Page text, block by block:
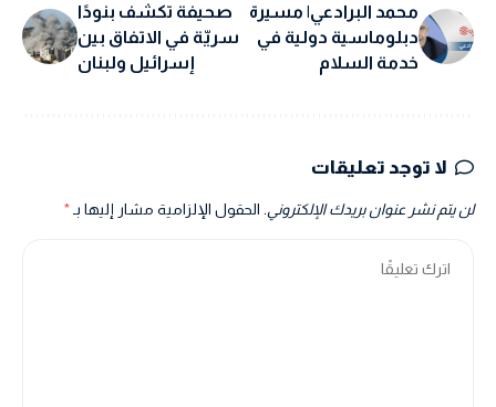
محمد البرادعي| مسيرة
دبلوماسية دولية في
خدمة السلام
صحيفة تكشف بنودًا
سريّة في الاتفاق بين
إسرائيل ولبنان
لا توجد تعليقات
لن يتم نشر عنوان بريدك الإلكتروني. الحقول الإلزامية مشار إليها بـ